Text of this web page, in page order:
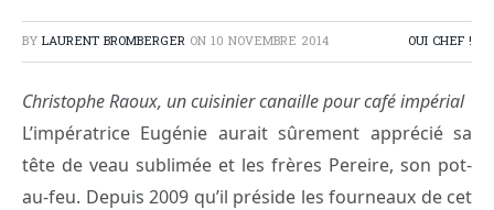
BY LAURENT BROMBERGER ON 10 NOVEMBRE 2014 OUI CHEF !
Christophe Raoux, un cuisinier canaille pour café impérial
L’impératrice Eugénie aurait sûrement apprécié sa
tête de veau sublimée et les frères Pereire, son pot-
au-feu. Depuis 2009 qu’il préside les fourneaux de cet